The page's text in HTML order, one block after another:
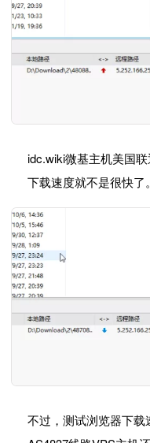
idc.wiki微基主机美国
下载速度就不是很快了。
不过，测试浏览器下载